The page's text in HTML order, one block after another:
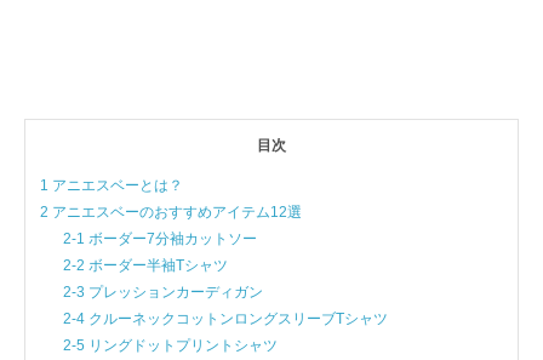
目次
1 アニエスベーとは？
2 アニエスベーのおすすめアイテム12選
2-1 ボーダー7分袖カットソー
2-2 ボーダー半袖Tシャツ
2-3 プレッションカーディガン
2-4 クルーネックコットンロングスリーブTシャツ
2-5 リングドットプリントシャツ